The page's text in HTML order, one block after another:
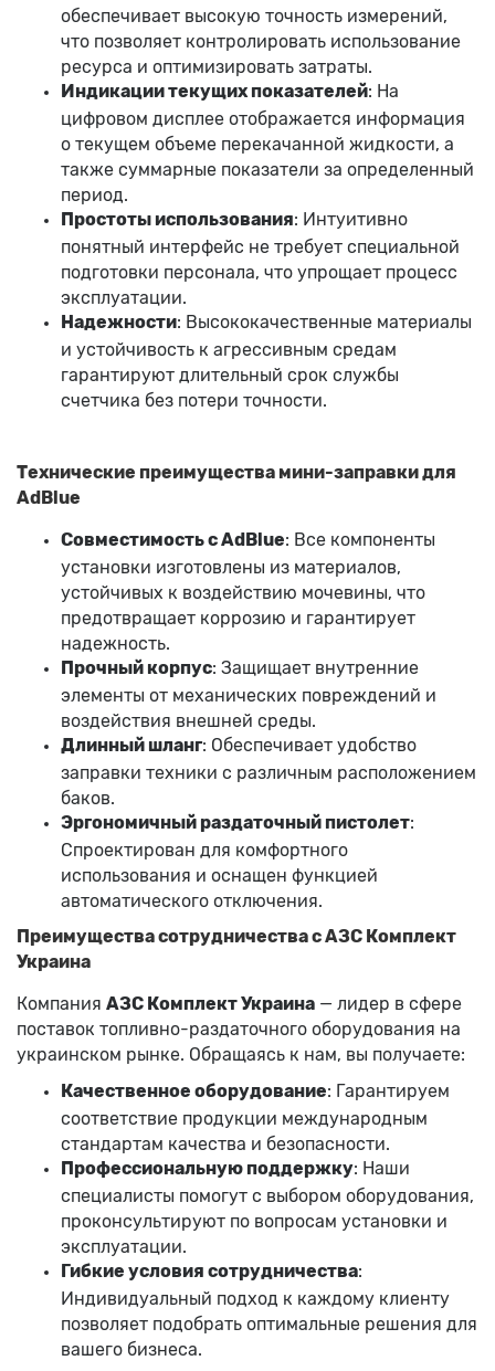
обеспечивает высокую точность измерений,
что позволяет контролировать использование
ресурса и оптимизировать затраты.
Индикации текущих показателей: На
цифровом дисплее отображается информация
о текущем объеме перекачанной жидкости, а
также суммарные показатели за определенный
период.
Простоты использования: Интуитивно
понятный интерфейс не требует специальной
подготовки персонала, что упрощает процесс
эксплуатации.
Надежности: Высококачественные материалы
и устойчивость к агрессивным средам
гарантируют длительный срок службы
счетчика без потери точности.
Технические преимущества мини-заправки для
AdBlue
Совместимость с AdBlue: Все компоненты
установки изготовлены из материалов,
устойчивых к воздействию мочевины, что
предотвращает коррозию и гарантирует
надежность.
Прочный корпус: Защищает внутренние
элементы от механических повреждений и
воздействия внешней среды.
Длинный шланг: Обеспечивает удобство
заправки техники с различным расположением
баков.
Эргономичный раздаточный пистолет:
Спроектирован для комфортного
использования и оснащен функцией
автоматического отключения.
Преимущества сотрудничества с АЗС Комплект
Украина
Компания АЗС Комплект Украина — лидер в сфере
поставок топливно-раздаточного оборудования на
украинском рынке. Обращаясь к нам, вы получаете:
Качественное оборудование: Гарантируем
соответствие продукции международным
стандартам качества и безопасности.
Профессиональную поддержку: Наши
специалисты помогут с выбором оборудования,
проконсультируют по вопросам установки и
эксплуатации.
Гибкие условия сотрудничества:
Индивидуальный подход к каждому клиенту
позволяет подобрать оптимальные решения для
вашего бизнеса.